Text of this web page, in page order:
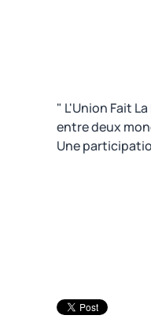
" L'Union Fait
entre deux
Une